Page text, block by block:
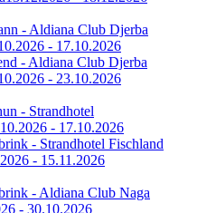
- Aldiana Club Djerba
- 17.10.2026
- Aldiana Club Djerba
- 23.10.2026
- Strandhotel
- 17.10.2026
- Strandhotel Fischland
- 15.11.2026
- Aldiana Club Naga
- 30.10.2026